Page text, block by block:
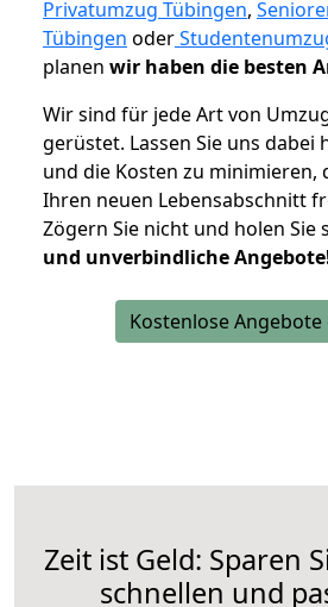
Privatumzug Tübingen,
Tübingen oder
planen wir haben die besten
Wir sind für jede Art von
gerüstet. Lassen Sie uns dabei
und die Kosten zu minimieren,
Ihren neuen Lebensabschnitt
Zögern Sie nicht und holen Sie
und unverbindliche
Kostenlose
Zeit ist Geld: Sparen
schnellen und